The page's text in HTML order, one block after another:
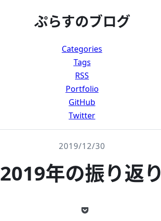
ぷらすのブログ
Categories
Tags
RSS
Portfolio
GitHub
Twitter
2019/12/30
2019年の振り返り